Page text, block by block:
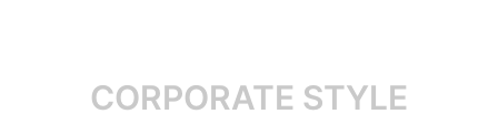
CORPORATE STYLE